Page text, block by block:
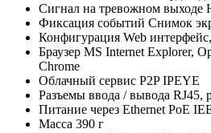
Сигнал на тревожном выходе
Фиксация событий Снимок
Конфигурация Web
Браузер MS Internet Explorer,
Chrome
Облачный сервис P2P IPEYE
Разъемы ввода / вывода RJ45,
Питание через Ethernet PoE
Масса 390 г